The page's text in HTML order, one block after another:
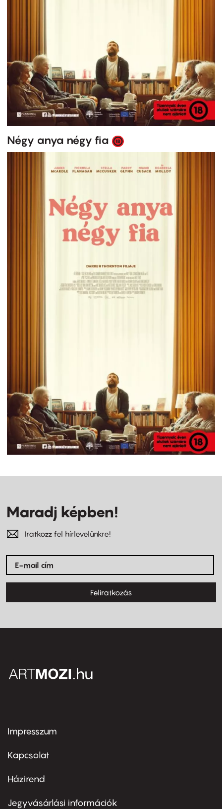
Négy anya négy fia
Maradj képben!
Iratkozz fel hírlevelünkre!
Feliratkozás
Footer
first
Impresszum
Kapcsolat
Footer
second
Házirend
Jegyvásárlási információk